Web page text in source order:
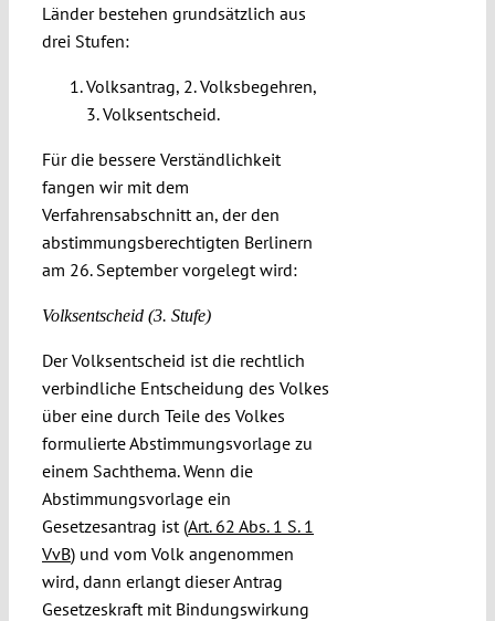
Länder bestehen grundsätzlich aus
drei Stufen:
Volksantrag, 2. Volksbegehren,
3. Volksentscheid.
Für die bessere Verständlichkeit
fangen wir mit dem
Verfahrensabschnitt an, der den
abstimmungsberechtigten Berlinern
am 26. September vorgelegt wird:
Volksentscheid (3. Stufe)
Der Volksentscheid ist die rechtlich
verbindliche Entscheidung des Volkes
über eine durch Teile des Volkes
formulierte Abstimmungsvorlage zu
einem Sachthema. Wenn die
Abstimmungsvorlage ein
Gesetzesantrag ist (Art. 62 Abs. 1 S. 1
VvB) und vom Volk angenommen
wird, dann erlangt dieser Antrag
Gesetzeskraft mit Bindungswirkung